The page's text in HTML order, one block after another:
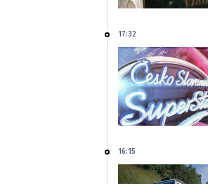
17:32
16:15